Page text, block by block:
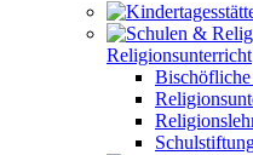
Religionsunterricht
Bischöfliche